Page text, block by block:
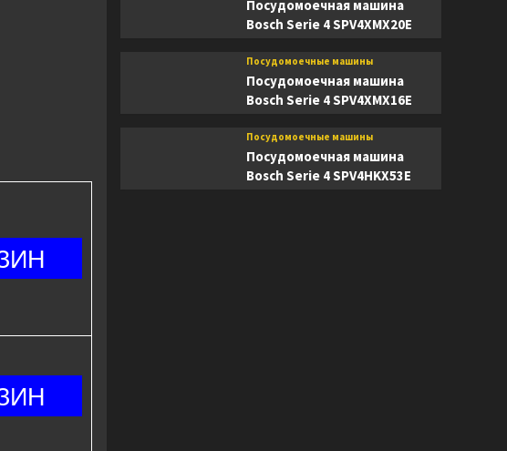
Посудомоечная машина
Bosch Serie 4 SPV4XMX20E
Посудомоечные машины
Посудомоечная машина
Bosch Serie 4 SPV4XMX16E
Посудомоечные машины
Посудомоечная машина
Bosch Serie 4 SPV4HKX53E